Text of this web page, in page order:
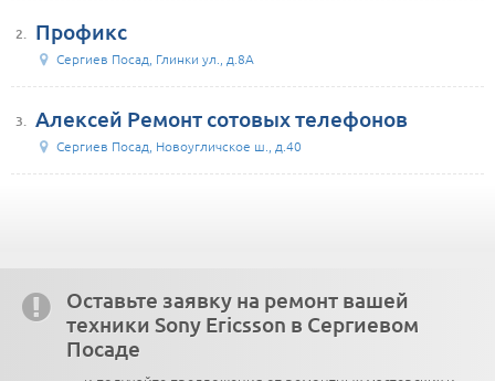
2. Профикс
Сергиев Посад, Глинки ул., д.8А
3. Алексей Ремонт сотовых телефонов
Сергиев Посад, Новоугличское ш., д.40
Оставьте заявку на ремонт вашей
техники Sony Ericsson в Сергиевом
Посаде